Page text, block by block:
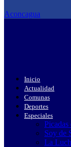
Aconcagua
Inicio
Actualidad
Comunas
Deportes
Especiales
Picadas
Soy de
La